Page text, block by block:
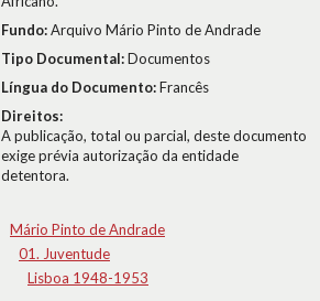
Fundo:Arquivo Mário Pinto de Andrade
Tipo Documental:Documentos
Língua do Documento:Francês
Direitos:
A publicação, total ou parcial, deste documento
exige prévia autorização da entidade
detentora.
Mário Pinto de Andrade
01. Juventude
Lisboa 1948-1953